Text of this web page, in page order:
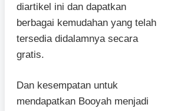
diartikel ini dan dapatkan
berbagai kemudahan yang telah
tersedia didalamnya secara
gratis.
Dan kesempatan untuk
mendapatkan Booyah menjadi